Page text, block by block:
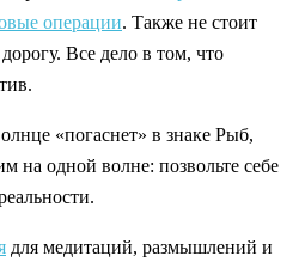
операции. Также не стоит
Все дело в том, что
«погаснет» в знаке Рыб,
на одной волне: позвольте себе
для медитаций, размышлений и